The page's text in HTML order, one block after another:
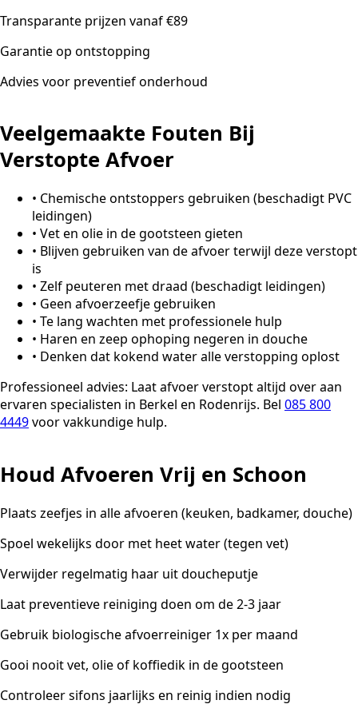
Transparante prijzen vanaf €89
Garantie op ontstopping
Advies voor preventief onderhoud
Veelgemaakte Fouten Bij
Verstopte Afvoer
• Chemische ontstoppers gebruiken (beschadigt PVC
leidingen)
• Vet en olie in de gootsteen gieten
• Blijven gebruiken van de afvoer terwijl deze verstopt
is
• Zelf peuteren met draad (beschadigt leidingen)
• Geen afvoerzeefje gebruiken
• Te lang wachten met professionele hulp
• Haren en zeep ophoping negeren in douche
• Denken dat kokend water alle verstopping oplost
Professioneel advies: Laat afvoer verstopt altijd over aan
ervaren specialisten in Berkel en Rodenrijs. Bel 085 800
4449voor vakkundige hulp.
Houd Afvoeren Vrij en Schoon
Plaats zeefjes in alle afvoeren (keuken, badkamer, douche)
Spoel wekelijks door met heet water (tegen vet)
Verwijder regelmatig haar uit doucheputje
Laat preventieve reiniging doen om de 2-3 jaar
Gebruik biologische afvoerreiniger 1x per maand
Gooi nooit vet, olie of koffiedik in de gootsteen
Controleer sifons jaarlijks en reinig indien nodig